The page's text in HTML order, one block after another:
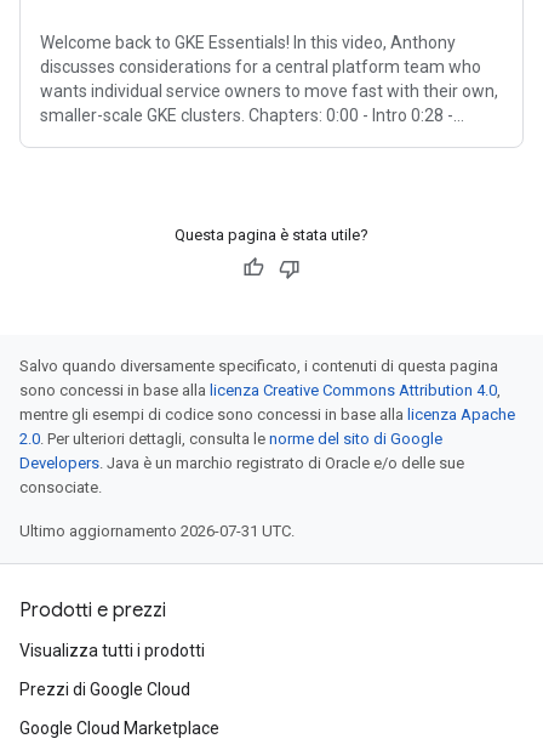
Welcome back to GKE Essentials! In this video, Anthony
discusses considerations for a central platform team who
wants individual service owners to move fast with their own,
smaller-scale GKE clusters. Chapters: 0:00 - Intro 0:28 -
Questa pagina è stata utile?
Salvo quando diversamente specificato, i contenuti di questa pagina
sono concessi in base alla licenza Creative Commons Attribution 4.0
mentre gli esempi di codice sono concessi in base alla licenza Apache
2.0 . Per ulteriori dettagli, consulta le norme del sito di Google
Developers . Java è un marchio registrato di Oracle e/o delle sue
consociate.
Ultimo aggiornamento 2026-07-31 UTC.
Prodotti e prezzi
Visualizza tutti i prodotti
Prezzi di Google Cloud
Google Cloud Marketplace